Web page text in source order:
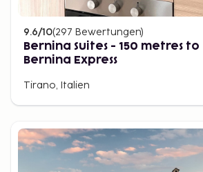
9.6/10(297 Bewertungen)
Bernina Suites - 150 metres to
Bernina Express
Tirano, Italien